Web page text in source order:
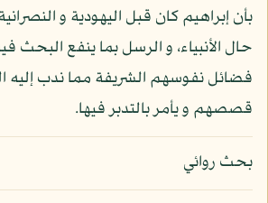
بأن إبراهيم كان قبل اليهودية و
حال الأنبياء، و الرسل بما ينفع البحث
فضائل نفوسهم الشريفة مما ندب
قصصهم و يأمر بالتدبر فيها.
بحث روائي